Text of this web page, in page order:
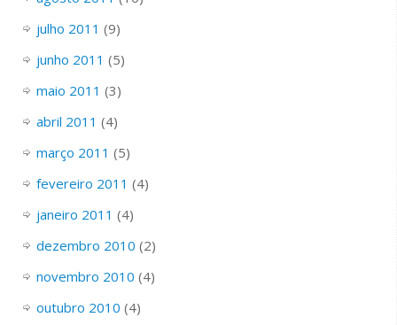
julho 2011 (9)
junho 2011 (5)
maio 2011 (3)
abril 2011 (4)
março 2011 (5)
fevereiro 2011 (4)
janeiro 2011 (4)
dezembro 2010 (2)
novembro 2010 (4)
outubro 2010 (4)